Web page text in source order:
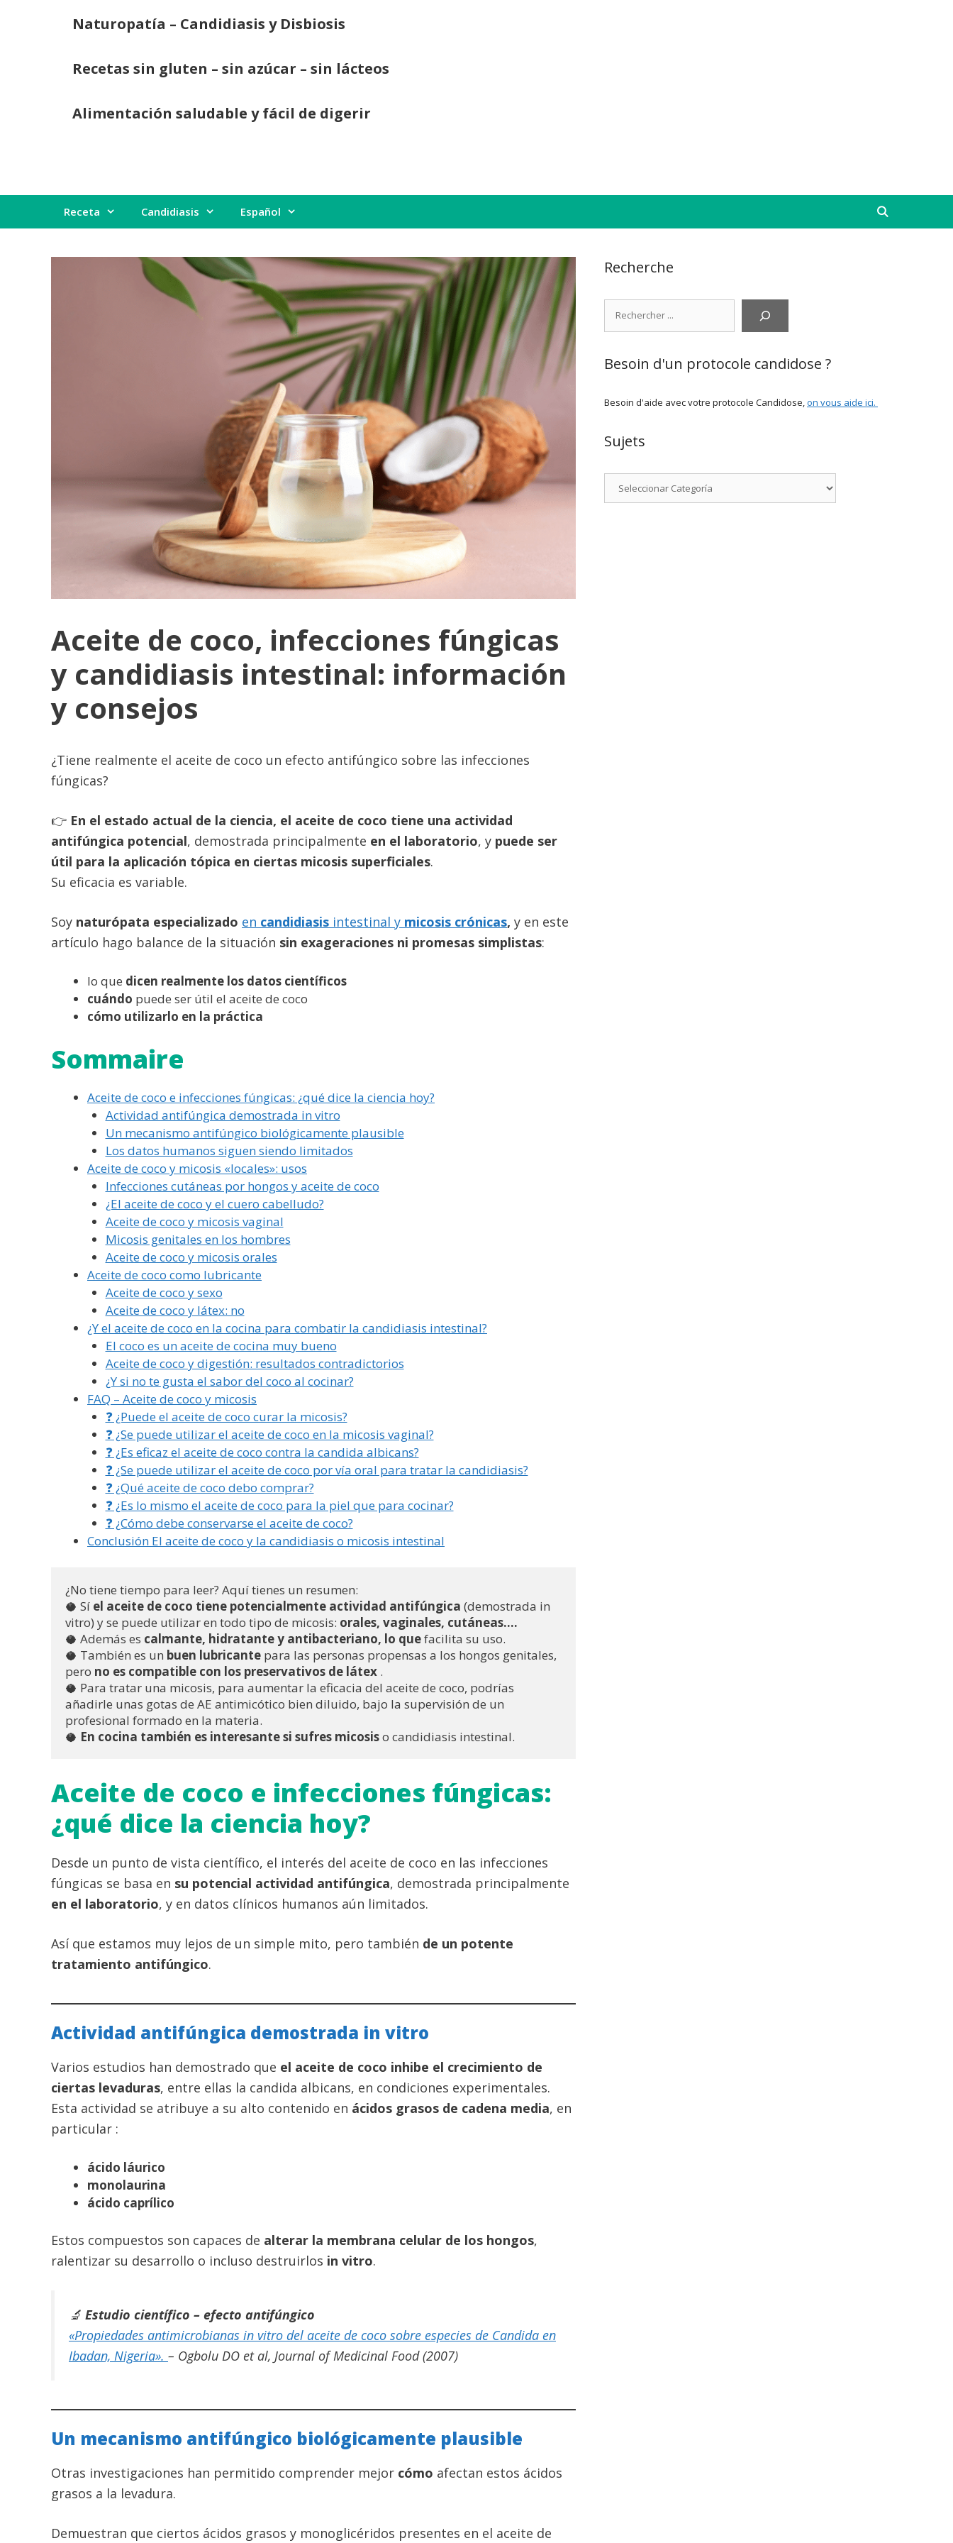
Naturopatía – Candidiasis y Disbiosis
Recetas sin gluten – sin azúcar – sin lácteos
Alimentación saludable y fácil de digerir
Receta Candidiasis Español
Aceite de coco, infecciones fúngicas
y candidiasis intestinal: información
y consejos
¿Tiene realmente el aceite de coco un efecto antifúngico sobre las infecciones
fúngicas?
👉 En el estado actual de la ciencia, el aceite de coco tiene una actividad
antifúngica potencial, demostrada principalmente en el laboratorio, y puede ser
útil para la aplicación tópica en ciertas micosis superficiales.
Su eficacia es variable.
Soy naturópata especializado en candidiasis intestinal y micosis crónicas, y en este
artículo hago balance de la situación sin exageraciones ni promesas simplistas:
lo que dicen realmente los datos científicos
cuándo puede ser útil el aceite de coco
cómo utilizarlo en la práctica
Sommaire
Aceite de coco e infecciones fúngicas: ¿qué dice la ciencia hoy?
Actividad antifúngica demostrada in vitro
Un mecanismo antifúngico biológicamente plausible
Los datos humanos siguen siendo limitados
Aceite de coco y micosis «locales»: usos
Infecciones cutáneas por hongos y aceite de coco
¿El aceite de coco y el cuero cabelludo?
Aceite de coco y micosis vaginal
Micosis genitales en los hombres
Aceite de coco y micosis orales
Aceite de coco como lubricante
Aceite de coco y sexo
Aceite de coco y látex: no
¿Y el aceite de coco en la cocina para combatir la candidiasis intestinal?
El coco es un aceite de cocina muy bueno
Aceite de coco y digestión: resultados contradictorios
¿Y si no te gusta el sabor del coco al cocinar?
FAQ – Aceite de coco y micosis
❓ ¿Puede el aceite de coco curar la micosis?
❓ ¿Se puede utilizar el aceite de coco en la micosis vaginal?
❓ ¿Es eficaz el aceite de coco contra la candida albicans?
❓ ¿Se puede utilizar el aceite de coco por vía oral para tratar la candidiasis?
❓ ¿Qué aceite de coco debo comprar?
❓ ¿Es lo mismo el aceite de coco para la piel que para cocinar?
❓ ¿Cómo debe conservarse el aceite de coco?
Conclusión El aceite de coco y la candidiasis o micosis intestinal
¿No tiene tiempo para leer? Aquí tienes un resumen:
🥥 Sí el aceite de coco tiene potencialmente actividad antifúngica (demostrada in
vitro) y se puede utilizar en todo tipo de micosis: orales, vaginales, cutáneas....
🥥 Además es calmante, hidratante y antibacteriano, lo que facilita su uso.
🥥 También es un buen lubricante para las personas propensas a los hongos genitales,
pero no es compatible con los preservativos de látex .
🥥 Para tratar una micosis, para aumentar la eficacia del aceite de coco, podrías
añadirle unas gotas de AE antimicótico bien diluido, bajo la supervisión de un
profesional formado en la materia.
🥥 En cocina también es interesante si sufres micosis o candidiasis intestinal.
Aceite de coco e infecciones fúngicas:
¿qué dice la ciencia hoy?
Desde un punto de vista científico, el interés del aceite de coco en las infecciones
fúngicas se basa en su potencial actividad antifúngica, demostrada principalmente
en el laboratorio, y en datos clínicos humanos aún limitados.
Así que estamos muy lejos de un simple mito, pero también de un potente
tratamiento antifúngico.
Actividad antifúngica demostrada in vitro
Varios estudios han demostrado que el aceite de coco inhibe el crecimiento de
ciertas levaduras, entre ellas la candida albicans, en condiciones experimentales.
Esta actividad se atribuye a su alto contenido en ácidos grasos de cadena media, en
particular :
ácido láurico
monolaurina
ácido caprílico
Estos compuestos son capaces de alterar la membrana celular de los hongos,
ralentizar su desarrollo o incluso destruirlos in vitro.
🔬 Estudio científico – efecto antifúngico
«Propiedades antimicrobianas in vitro del aceite de coco sobre especies de Candida en
Ibadan, Nigeria». – Ogbolu DO et al, Journal of Medicinal Food(2007)
Un mecanismo antifúngico biológicamente plausible
Otras investigaciones han permitido comprender mejor cómo afectan estos ácidos
grasos a la levadura.
Demuestran que ciertos ácidos grasos y monoglicéridos presentes en el aceite de
Recherche
Besoin d'un protocole candidose ?
Besoin d'aide avec votre protocole Candidose, on vous aide ici.
Sujets